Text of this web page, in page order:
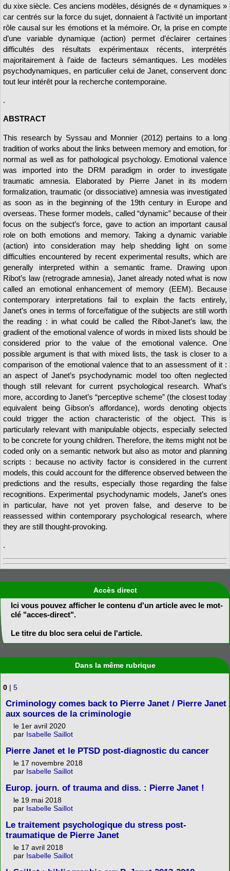
du xixe siècle. Ces anciens modèles, désignés de « dynamiques »
car centrés sur la force du sujet, donnaient à l’activité un important
rôle causal sur les émotions et la mémoire. Or, la prise en compte
d’une variable dynamique (action) permet d’éclairer certaines
difficultés des résultats expérimentaux récents, interprétés
majoritairement à l’aide de facteurs sémantiques. Les modèles
psychodynamiques, en particulier celui de Janet, conservent donc
tout leur intérêt pour la recherche contemporaine.
.
ABSTRACT
This research by Syssau and Monnier (2012) pertains to a long
tradition of works about the links between memory and emotion, for
normal as well as for pathological psychology. Emotional valence
was imported into the DRM paradigm in order to investigate
traumatic amnesia. Elaborated by Pierre Janet in its modern
formalization, traumatic (or dissociative) amnesia was investigated
as soon as in the beginning of the 19th century in Europe and
overseas. These former models, called “dynamic” because of their
focus on the subject’s force, gave to action an important causal
role on both emotions and memory. Taking a dynamic variable
(action) into consideration may help shedding light on some
difficulties encountered by recent experimental results, which are
generally interpreted within a semantic frame. Drawing upon
Ribot’s law (retrograde amnesia), Janet already noted what is now
called an emotional enhancement of memory (EEM). Because
contemporary interpretations fail to explain the facts entirely,
Janet’s ones in terms of force/fatigue of the subjects are still worth
the reading : in what could be called the Ribot-Janet’s law, the
gradient of the emotional valence of words in mixed lists should be
considered prior to the value of the emotional valence. One
possible argument is that with mixed lists, the task is closer to a
comparison of the emotional valence that to an assessment of it :
an aspect of Janet’s psychodynamic model too often neglected
though still relevant for current psychological research. What’s
more, according to Janet’s “perceptive scheme” (the closest today
equivalent being Gibson’s affordance), words denoting objects
could trigger the action characteristic of the object. This is
particularly relevant with manipulable objects, especially selected
to be concrete for young children. Therefore, the items might not be
coded only on a semantic network but also as motor and planning
scripts : because no activity factor is considered in the current
models, this could account for the difference observed between the
predictions and the results, especially those regarding the false
recognitions. Experimental psychodynamic models, Janet’s ones
in particular, have not yet proven false, and deserve to be
reassessed within contemporary psychological research, where
they are still thought-provoking.
.
Accès direct
Ici vous pouvez afficher le contenu d'un article avec le mot-
clé "acces-direct".
Le titre du bloc sera celui de l'article.
Dans la même rubrique
0 | 5
Criminology comes back to Pierre Janet / Pierre Janet
aux sources de la criminologie
le 1er avril 2020
par Isabelle Saillot
Pierre Janet et le PTSD post-diagnostic du cancer
le 17 novembre 2018
par Isabelle Saillot
Europ. journ. of trauma and diss. : Pierre Janet !
le 19 mai 2018
par Isabelle Saillot
Le traitement psychologique du stress post-
traumatique de Pierre Janet
le 17 avril 2018
par Isabelle Saillot